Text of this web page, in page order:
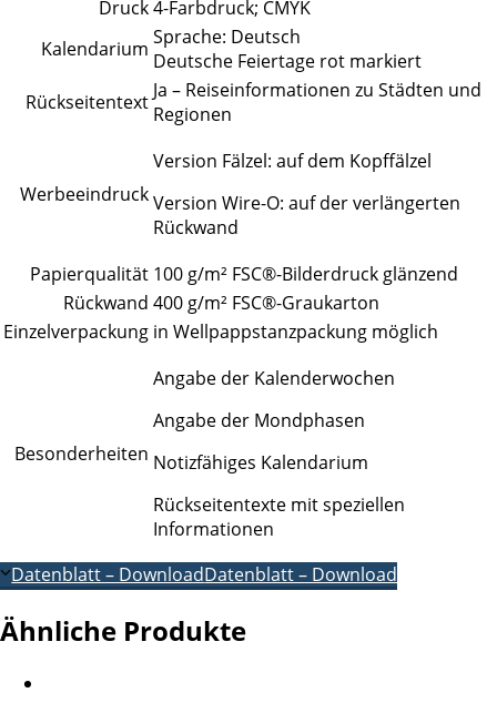
Druck4-Farbdruck; CMYK
Kalendarium Sprache: Deutsch
Deutsche Feiertage rot markiert
Rückseitentext Ja – Reiseinformationen zu Städten und
Regionen
Werbeeindruck
Version Fälzel: auf dem Kopffälzel
Version Wire-O: auf der verlängerten
Rückwand
Papierqualität 100 g/m² FSC®-Bilderdruck glänzend
Rückwand 400 g/m² FSC®-Graukarton
Einzelverpackung in Wellpappstanzpackung möglich
Besonderheiten
Angabe der Kalenderwochen
Angabe der Mondphasen
Notizfähiges Kalendarium
Rückseitentexte mit speziellen
Informationen
Datenblatt – DownloadDatenblatt – Download
Ähnliche Produkte